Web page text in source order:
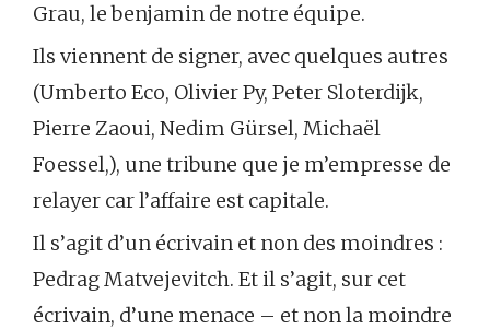
Grau, le benjamin de notre équipe.
Ils viennent de signer, avec quelques autres
(Umberto Eco, Olivier Py, Peter Sloterdijk,
Pierre Zaoui, Nedim Gürsel, Michaël
Foessel,), une tribune que je m’empresse de
relayer car l’affaire est capitale.
Il s’agit d’un écrivain et non des moindres :
Pedrag Matvejevitch. Et il s’agit, sur cet
écrivain, d’une menace – et non la moindre